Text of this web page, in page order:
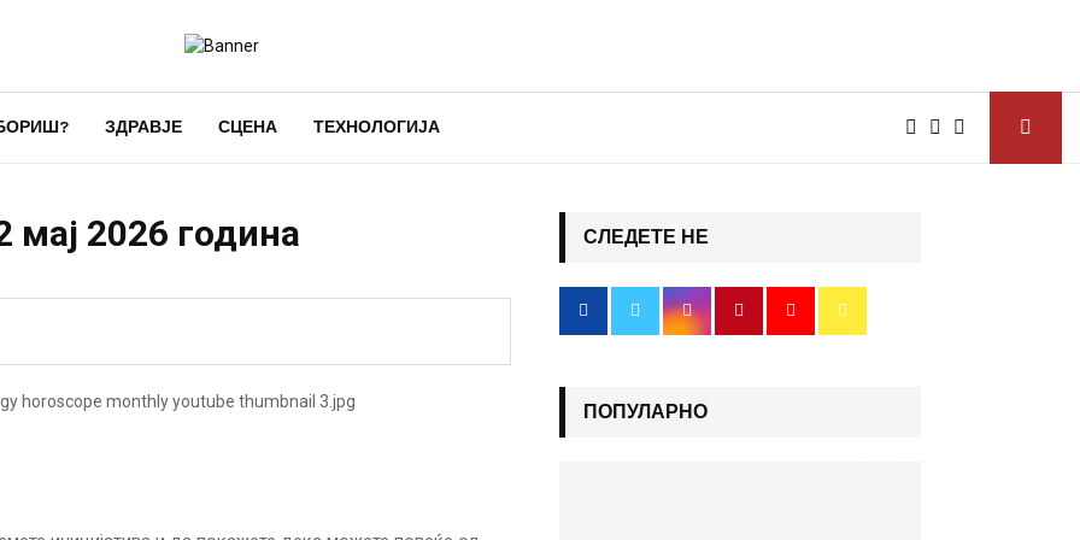
ЗДРАВЈЕ СЦЕНА ТЕХНОЛОГИЈА
мај 2026 година СЛЕДЕТЕ НЕ
ПОПУЛАРНО